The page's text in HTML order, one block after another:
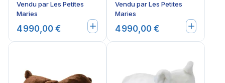
Vendu parLes Petites
Maries
4 990,00 €
Vendu parLes Petites
Maries
4 990,00 €